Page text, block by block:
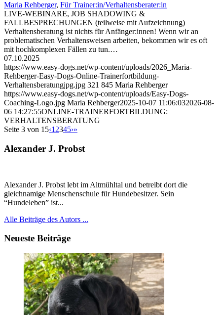
Maria Rehberger, Für Trainer:in/Verhaltensberater:in
LIVE-WEBINARE, JOB SHADOWING &
FALLBESPRECHUNGEN (teilweise mit Aufzeichnung)
Verhaltensberatung ist nichts für Anfänger:innen! Wenn wir an
problematischen Verhaltensweisen arbeiten, bekommen wir es oft
mit hochkomplexen Fällen zu tun.…
07.10.2025
https://www.easy-dogs.net/wp-content/uploads/2026_Maria-
Rehberger-Easy-Dogs-Online-Trainerfortbildung-
Verhaltensberatungjpg.jpg 321 845 Maria Rehberger
https://www.easy-dogs.net/wp-content/uploads/Easy-Dogs-
Coaching-Logo.jpg Maria Rehberger2025-10-07 11:06:032026-08-
06 14:27:55ONLINE-TRAINERFORTBILDUNG:
VERHALTENSBERATUNG
Seite 3 von 15‹1 2345›»
Alexander J. Probst
Alexander J. Probst lebt im Altmühltal und betreibt dort die
gleichnamige Menschenschule für Hundebesitzer. Sein
“Hundeleben” ist...
Alle Beiträge des Autors ...
Neueste Beiträge